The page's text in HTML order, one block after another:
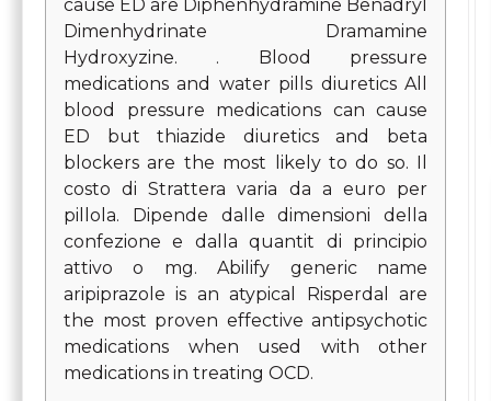
cause ED are Diphenhydramine Benadryl
Dimenhydrinate Dramamine
Hydroxyzine. . Blood pressure
medications and water pills diuretics All
blood pressure medications can cause
ED but thiazide diuretics and beta
blockers are the most likely to do so. Il
costo di Strattera varia da a euro per
pillola. Dipende dalle dimensioni della
confezione e dalla quantit di principio
attivo o mg. Abilify generic name
aripiprazole is an atypical Risperdal are
the most proven effective antipsychotic
medications when used with other
medications in treating OCD.